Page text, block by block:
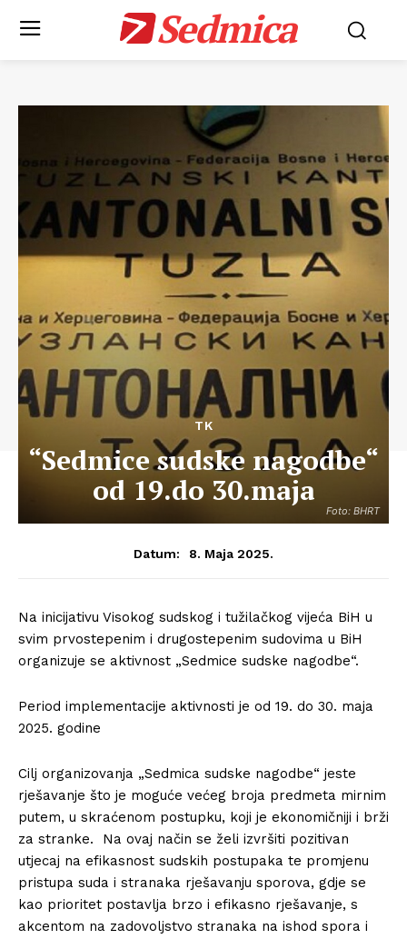
Sedmica
Foto: BHRT
TK
“Sedmice sudske nagodbe“
od 19.do 30.maja
Datum: 8. Maja 2025.
Na inicijativu Visokog sudskog i tužilačkog vijeća BiH u
svim prvostepenim i drugostepenim sudovima u BiH
organizuje se aktivnost „Sedmice sudske nagodbe“.
Period implementacije aktivnosti je od 19. do 30. maja
2025. godine
Cilj organizovanja „Sedmica sudske nagodbe“ jeste
rješavanje što je moguće većeg broja predmeta mirnim
putem, u skraćenom postupku, koji je ekonomičniji i brži
za stranke. Na ovaj način se želi izvršiti pozitivan
utjecaj na efikasnost sudskih postupaka te promjenu
pristupa suda i stranaka rješavanju sporova, gdje se
kao prioritet postavlja brzo i efikasno rješavanje, s
akcentom na zadovoljstvo stranaka na ishod spora i